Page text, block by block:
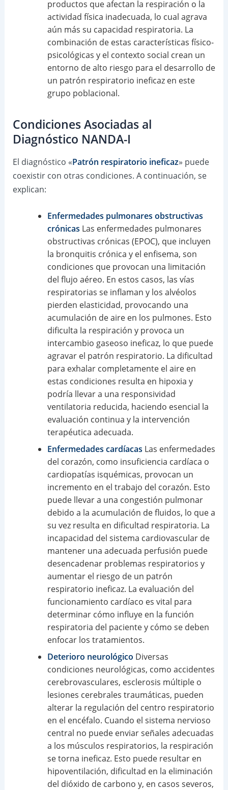
productos que afectan la respiración o la
actividad física inadecuada, lo cual agrava
aún más su capacidad respiratoria. La
combinación de estas características físico-
psicológicas y el contexto social crean un
entorno de alto riesgo para el desarrollo de
un patrón respiratorio ineficaz en este
grupo poblacional.
Condiciones Asociadas al
Diagnóstico NANDA-I
El diagnóstico «Patrón respiratorio ineficaz» puede
coexistir con otras condiciones. A continuación, se
explican:
Enfermedades pulmonares obstructivas
crónicas Las enfermedades pulmonares
obstructivas crónicas (EPOC), que incluyen
la bronquitis crónica y el enfisema, son
condiciones que provocan una limitación
del flujo aéreo. En estos casos, las vías
respiratorias se inflaman y los alvéolos
pierden elasticidad, provocando una
acumulación de aire en los pulmones. Esto
dificulta la respiración y provoca un
intercambio gaseoso ineficaz, lo que puede
agravar el patrón respiratorio. La dificultad
para exhalar completamente el aire en
estas condiciones resulta en hipoxia y
podría llevar a una responsividad
ventilatoria reducida, haciendo esencial la
evaluación continua y la intervención
terapéutica adecuada.
Enfermedades cardíacas Las enfermedades
del corazón, como insuficiencia cardíaca o
cardiopatías isquémicas, provocan un
incremento en el trabajo del corazón. Esto
puede llevar a una congestión pulmonar
debido a la acumulación de fluidos, lo que a
su vez resulta en dificultad respiratoria. La
incapacidad del sistema cardiovascular de
mantener una adecuada perfusión puede
desencadenar problemas respiratorios y
aumentar el riesgo de un patrón
respiratorio ineficaz. La evaluación del
funcionamiento cardíaco es vital para
determinar cómo influye en la función
respiratoria del paciente y cómo se deben
enfocar los tratamientos.
Deterioro neurológico Diversas
condiciones neurológicas, como accidentes
cerebrovasculares, esclerosis múltiple o
lesiones cerebrales traumáticas, pueden
alterar la regulación del centro respiratorio
en el encéfalo. Cuando el sistema nervioso
central no puede enviar señales adecuadas
a los músculos respiratorios, la respiración
se torna ineficaz. Esto puede resultar en
hipoventilación, dificultad en la eliminación
del dióxido de carbono y, en casos severos,